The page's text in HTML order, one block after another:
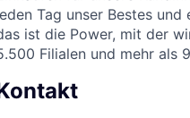
Tag unser Bestes
ist die Power, mit der
Filialen und mehr als